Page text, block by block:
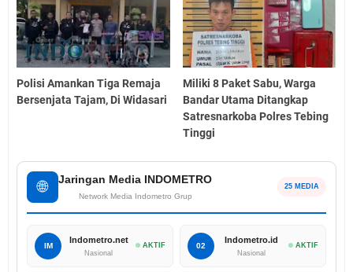
Polisi Amankan Tiga Remaja
Bersenjata Tajam, Di Widasari
Miliki 8 Paket Sabu, Warga
Bandar Utama Ditangkap
Satresnarkoba Polres Tebing
Tinggi
🌐 Jaringan Media INDOMETRO
Network Media Indometro Grup
25 MEDIA
IM
Indometro.net
Nasional
AKTIF 02
Indometro.id
Nasional
AKTIF